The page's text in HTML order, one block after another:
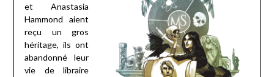
et Anastasia
Hammond aient
reçu un gros
héritage, ils ont
abandonné leur
vie de libraire